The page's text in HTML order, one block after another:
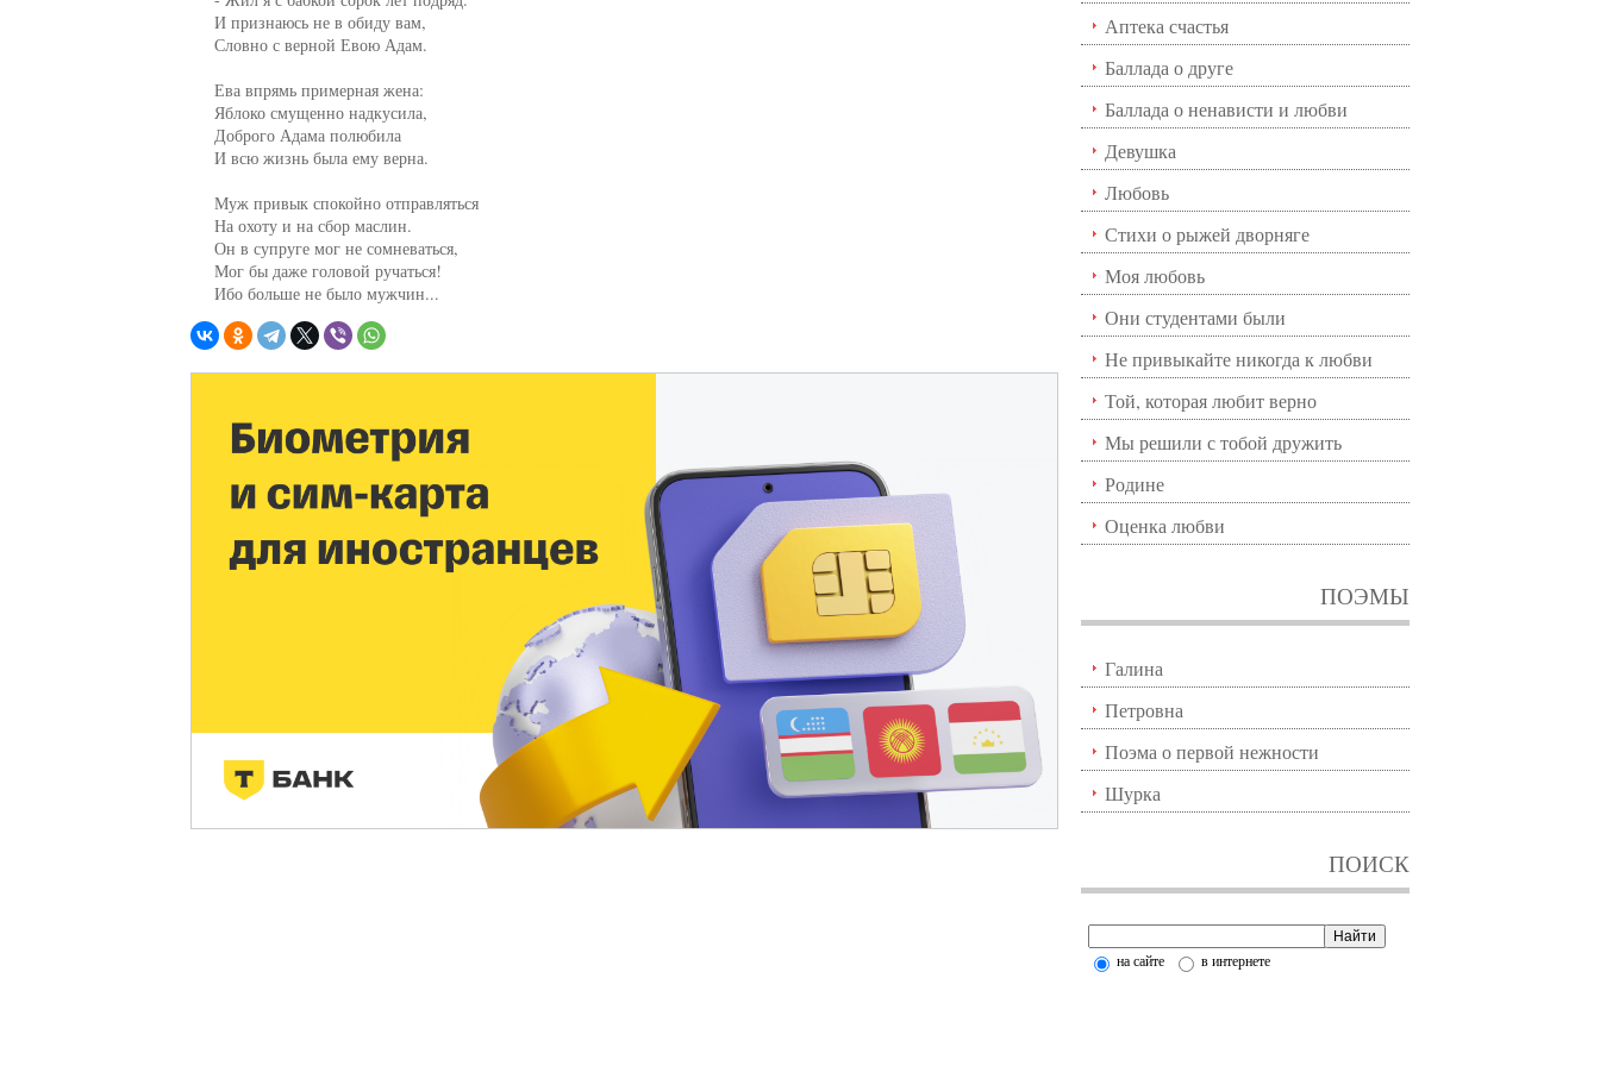
Аптека счастья
Баллада о друге
Баллада о ненависти и любви
Девушка
Любовь
Стихи о рыжей дворняге
Моя любовь
Они студентами были
Не привыкайте никогда к любви
Той, которая любит верно
Мы решили с тобой дружить
Родине
Оценка любви
ПОЭМЫ
Галина
Петровна
Поэма о первой нежности
Шурка
ПОИСК
на сайте в интернете
     И признаюсь не в обиду вам,
     Словно с верной Евою Адам.
     Ева впрямь примерная жена:
     Яблоко смущенно надкусила,
     Доброго Адама полюбила
     И всю жизнь была ему верна.
     Муж привык спокойно отправляться
     На охоту и на сбор маслин.
     Он в супруге мог не сомневаться,
     Мог бы даже головой ручаться!
     Ибо больше не было мужчин...